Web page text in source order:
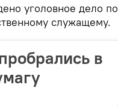
уголовное дело по
служащему.
в